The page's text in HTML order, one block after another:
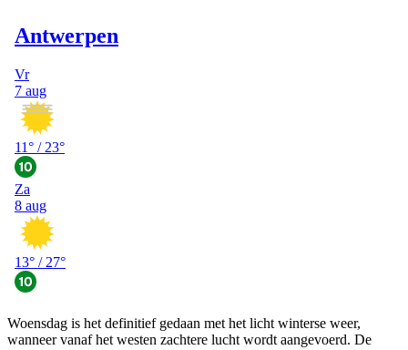
Woensdag is het definitief gedaan met het licht winterse weer,
wanneer vanaf het westen zachtere lucht wordt aangevoerd. De